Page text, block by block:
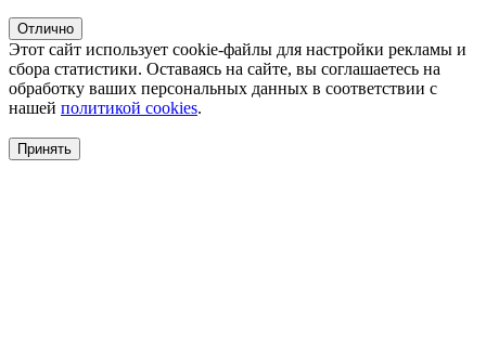
Отлично
Этот сайт использует cookie-файлы для настройки рекламы и
сбора статистики. Оставаясь на сайте, вы соглашаетесь на
обработку ваших персональных данных в соответствии с
нашей политикой cookies.
Принять